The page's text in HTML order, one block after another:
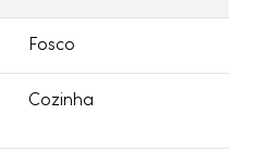
Fosco
Cozinha